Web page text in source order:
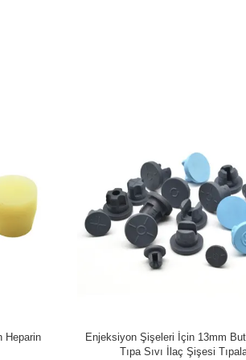
Butil
5ml İzopren Silikon Flakon
Kullanımlık Şırınga Kauçuk